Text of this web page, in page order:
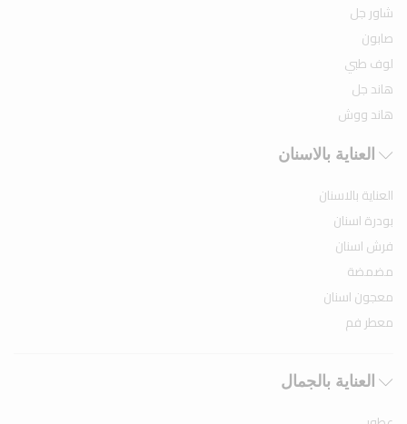
شاور جل
صابون
لوف طبي
هاند جل
هاند ووش
العناية بالاسنان
العناية بالاسنان
بودرة اسنان
فرش اسنان
مضمضة
معجون اسنان
معطر فم
العناية بالجمال